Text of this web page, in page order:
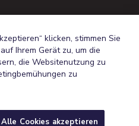
klicken, stimmen Sie
Ihrem Gerät zu, um die
die Websitenutzung zu
zu
Alle Cookies akzeptieren